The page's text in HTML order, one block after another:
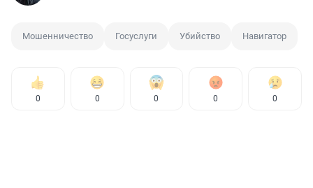
Мошенничество Госуслуги Убийство Навигатор
0 0 0 0 0